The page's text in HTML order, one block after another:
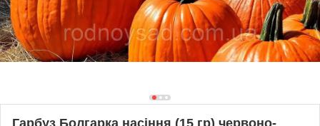
Гарбуз Болгарка насіння (15 гр) червоно-